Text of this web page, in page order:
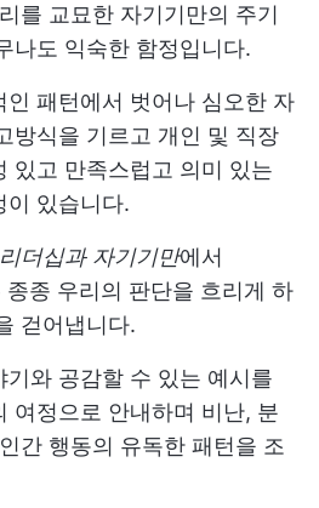
를 교묘한 자기기만의 주기
나도 익숙한 함정입니다.
패턴에서 벗어나 심오한 자
방식을 기르고 개인 및 직장
있고 만족스럽고 의미 있는
이 있습니다.
리더십과 자기기만에서
종 우리의 판단을 흐리게 하
걷어냅니다.
와 공감할 수 있는 예시를
여정으로 안내하며 비난, 분
간 행동의 유독한 패턴을 조